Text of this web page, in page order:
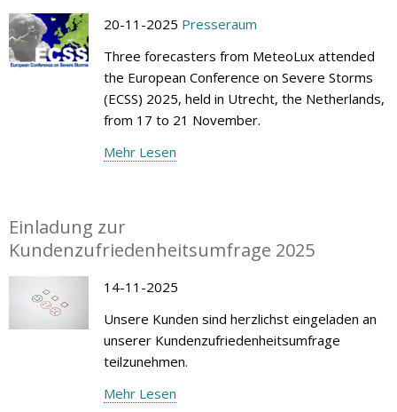
20-11-2025 Presseraum
Three forecasters from MeteoLux attended
the European Conference on Severe Storms
(ECSS) 2025, held in Utrecht, the Netherlands,
from 17 to 21 November.
Mehr Lesen
Einladung zur
Kundenzufriedenheitsumfrage 2025
14-11-2025
Unsere Kunden sind herzlichst eingeladen an
unserer Kundenzufriedenheitsumfrage
teilzunehmen.
Mehr Lesen